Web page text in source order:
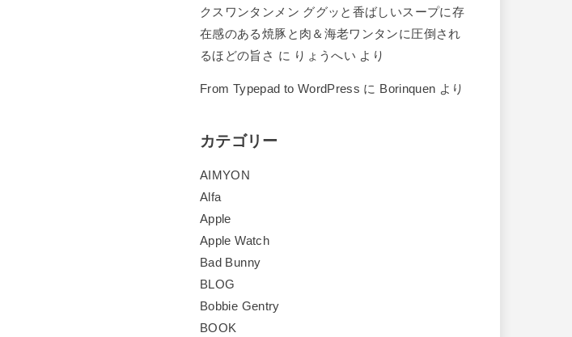
クスワンタンメン ググッと香ばしいスープに存
在感のある焼豚と肉＆海老ワンタンに圧倒され
るほどの旨さ に りょうへい より
From Typepad to WordPress に Borinquen より
カテゴリー
AIMYON
Alfa
Apple
Apple Watch
Bad Bunny
BLOG
Bobbie Gentry
BOOK